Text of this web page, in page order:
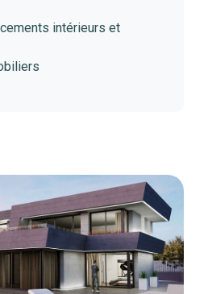
intérieurs et